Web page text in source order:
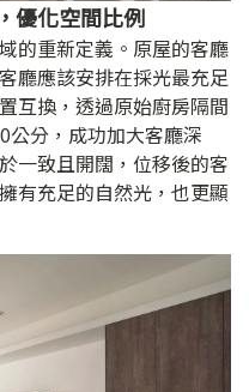
優化空間比例
的重新定義。原屋的客廳
廳應該安排在採光最充足
互換，透過原始廚房隔間
公分，成功加大客廳深
一致且開闊，位移後的客
有充足的自然光，也更顯